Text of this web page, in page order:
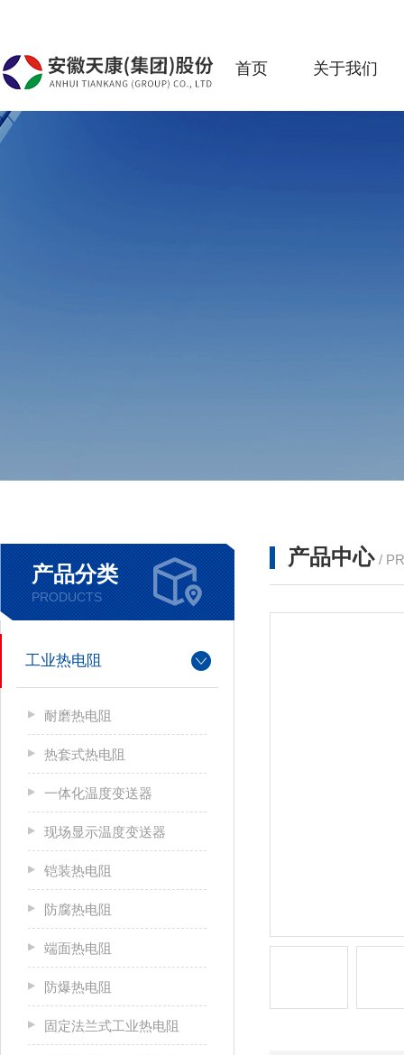
首页 关于我们
产品分类
PRODUCTS
工业热电阻
耐磨热电阻
热套式热电阻
一体化温度变送器
现场显示温度变送器
铠装热电阻
防腐热电阻
端面热电阻
防爆热电阻
固定法兰式工业热电阻
产品中心 /